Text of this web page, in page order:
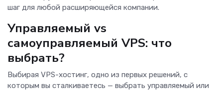
шаг для любой расширяющейся компании.
Управляемый vs
самоуправляемый VPS: что
выбрать?
Выбирая VPS-хостинг, одно из первых решений, с
которым вы сталкиваетесь — выбрать управляемый или